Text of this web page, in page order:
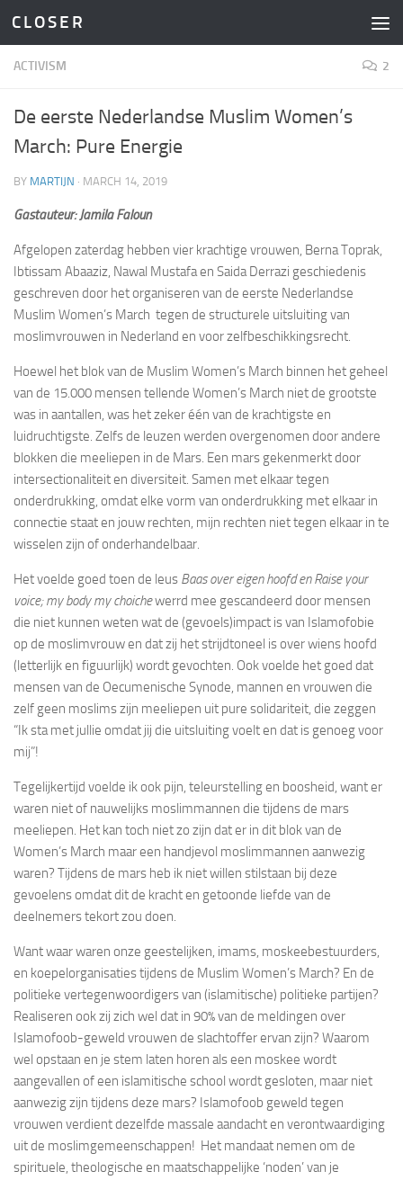
Skip to content
C L O S E R
ACTIVISM 2
De eerste Nederlandse Muslim Women’s
March: Pure Energie
BY MARTIJN · MARCH 14, 2019
Gastauteur: Jamila Faloun
Afgelopen zaterdag hebben vier krachtige vrouwen, Berna Toprak,
Ibtissam Abaaziz, Nawal Mustafa en Saida Derrazi geschiedenis
geschreven door het organiseren van de eerste Nederlandse
Muslim Women’s March tegen de structurele uitsluiting van
moslimvrouwen in Nederland en voor zelfbeschikkingsrecht.
Hoewel het blok van de Muslim Women’s March binnen het geheel
van de 15.000 mensen tellende Women’s March niet de grootste
was in aantallen, was het zeker één van de krachtigste en
luidruchtigste. Zelfs de leuzen werden overgenomen door andere
blokken die meeliepen in de Mars. Een mars gekenmerkt door
intersectionaliteit en diversiteit. Samen met elkaar tegen
onderdrukking, omdat elke vorm van onderdrukking met elkaar in
connectie staat en jouw rechten, mijn rechten niet tegen elkaar in te
wisselen zijn of onderhandelbaar.
Het voelde goed toen de leus Baas over eigen hoofd en Raise your
voice; my body my choichewerrd mee gescandeerd door mensen
die niet kunnen weten wat de (gevoels)impact is van Islamofobie
op de moslimvrouw en dat zij het strijdtoneel is over wiens hoofd
(letterlijk en figuurlijk) wordt gevochten. Ook voelde het goed dat
mensen van de Oecumenische Synode, mannen en vrouwen die
zelf geen moslims zijn meeliepen uit pure solidariteit, die zeggen
“Ik sta met jullie omdat jij die uitsluiting voelt en dat is genoeg voor
mij”!
Tegelijkertijd voelde ik ook pijn, teleurstelling en boosheid, want er
waren niet of nauwelijks moslimmannen die tijdens de mars
meeliepen. Het kan toch niet zo zijn dat er in dit blok van de
Women’s March maar een handjevol moslimmannen aanwezig
waren? Tijdens de mars heb ik niet willen stilstaan bij deze
gevoelens omdat dit de kracht en getoonde liefde van de
deelnemers tekort zou doen.
Want waar waren onze geestelijken, imams, moskeebestuurders,
en koepelorganisaties tijdens de Muslim Women’s March? En de
politieke vertegenwoordigers van (islamitische) politieke partijen?
Realiseren ook zij zich wel dat in 90% van de meldingen over
Islamofoob-geweld vrouwen de slachtoffer ervan zijn? Waarom
wel opstaan en je stem laten horen als een moskee wordt
aangevallen of een islamitische school wordt gesloten, maar niet
aanwezig zijn tijdens deze mars? Islamofoob geweld tegen
vrouwen verdient dezelfde massale aandacht en verontwaardiging
uit de moslimgemeenschappen! Het mandaat nemen om de
spirituele, theologische en maatschappelijke ‘noden’ van je